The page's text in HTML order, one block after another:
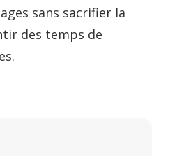
sans sacrifier la
des temps de